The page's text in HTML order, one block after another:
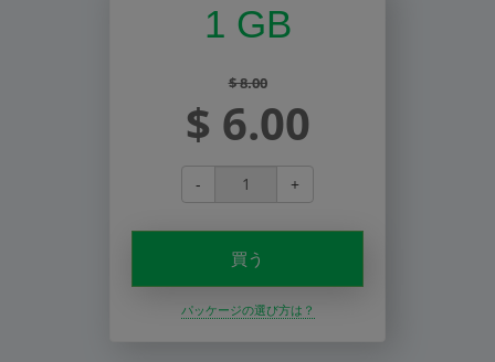
1 GB
$ 8.00
$ 6.00
- +
買う
パッケージの選び方は？